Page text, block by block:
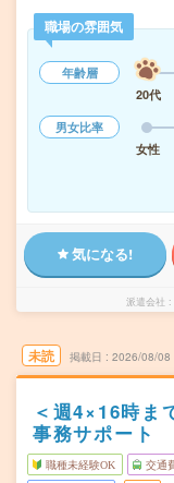
職場の雰囲気
年齢層
20代
男女比率
女性
気になる!
派遣会社
未読 掲載日 2026/08/08
＜週4×16時ま
事務サポート
職種未経験OK 交通